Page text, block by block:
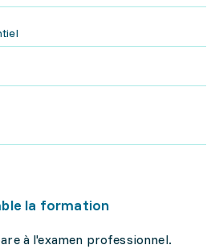
la formation
à l'examen professionnel.